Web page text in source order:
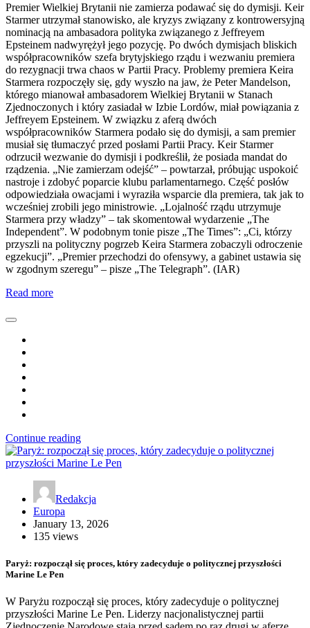
Premier Wielkiej Brytanii nie zamierza podawać się do dymisji. Keir
Starmer utrzymał stanowisko, ale kryzys związany z kontrowersyjną
nominacją na ambasadora polityka związanego z Jeffreyem
Epsteinem nadwyrężył jego pozycję. Po dwóch dymisjach bliskich
współpracowników szefa brytyjskiego rządu i wezwaniu premiera
do rezygnacji trwa chaos w Partii Pracy. Problemy premiera Keira
Starmera rozpoczęły się, gdy wyszło na jaw, że Peter Mandelson,
którego mianował ambasadorem Wielkiej Brytanii w Stanach
Zjednoczonych i który zasiadał w Izbie Lordów, miał powiązania z
Jeffreyem Epsteinem. W związku z aferą dwóch
współpracowników Starmera podało się do dymisji, a sam premier
musiał się tłumaczyć przed posłami Partii Pracy. Keir Starmer
odrzucił wezwanie do dymisji i podkreślił, że posiada mandat do
rządzenia. „Nie zamierzam odejść” – powtarzał, próbując uspokoić
nastroje i zdobyć poparcie klubu parlamentarnego. Część posłów
odpowiedziała owacjami i wyraziła wsparcie dla premiera, tak jak to
wcześniej zrobili jego ministrowie. „Lojalność rządu utrzymuje
Starmera przy władzy” – tak skomentował wydarzenie „The
Independent”. W podobnym tonie pisze „The Times”: „Ci, którzy
przyszli na polityczny pogrzeb Keira Starmera zobaczyli odroczenie
egzekucji”. „Premier przechodzi do ofensywy, a gabinet ustawia się
w zgodnym szeregu” – pisze „The Telegraph”. (IAR)
Read more
Continue reading
Redakcja
Europa
January 13, 2026
135 views
Paryż: rozpoczął się proces, który zadecyduje o politycznej przyszłości
Marine Le Pen
W Paryżu rozpoczął się proces, który zadecyduje o politycznej
przyszłości Marine Le Pen. Liderzy nacjonalistycznej partii